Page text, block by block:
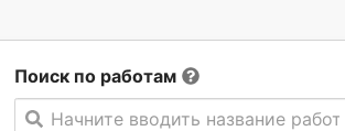
Поиск по работам
Начните вводить название работы